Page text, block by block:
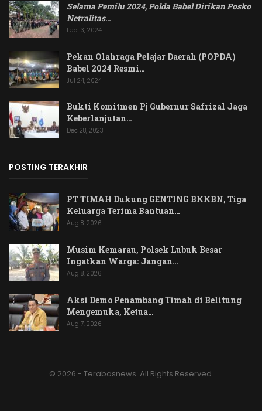
Selama Pemilu 2024, Polda Babel Dirikan Posko
Netralitas…
Feb 13, 2024
Pekan Olahraga Pelajar Daerah (POPDA)
Babel 2024 Resmi…
Jul 24, 2024
Bukti Komitmen Pj Gubernur Safrizal Jaga
Keberlanjutan…
Dec 28, 2023
POSTING TERAKHIR
PT TIMAH Dukung GENTING BKKBN, Tiga
Keluarga Terima Bantuan…
Aug 8, 2026
Musim Kemarau, Polsek Lubuk Besar
Ingatkan Warga: Jangan…
Aug 8, 2026
Aksi Demo Penambang Timah di Belitung
Mengemuka, Ketua…
Aug 7, 2026
© 2026 - Terabasnews. All Rights Reserved.